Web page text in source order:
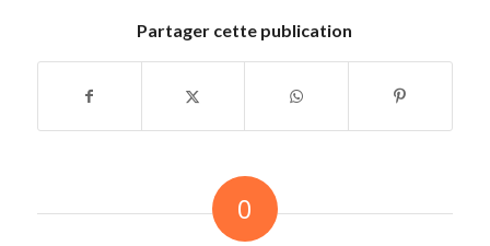
Partager cette publication
0